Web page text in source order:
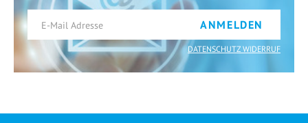
ANMELDEN
DATENSCHUTZ WIDERRUF